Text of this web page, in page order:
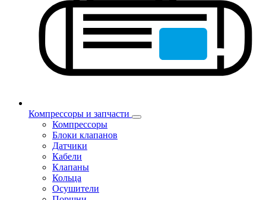
Компрессоры и запчасти
Компрессоры
Блоки клапанов
Датчики
Кабели
Клапаны
Кольца
Осушители